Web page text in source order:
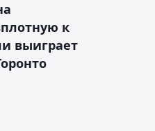
к
выиграет